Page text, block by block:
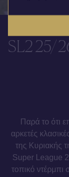
SL2 25/
Παρά το ότι
αρκετές
της Κυριακής
Super League
τοπικό